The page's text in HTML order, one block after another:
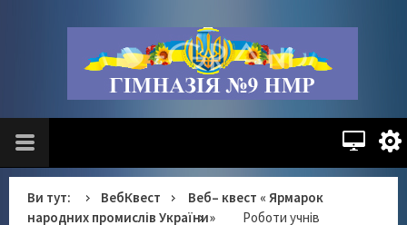
Ви тут: ВебКвест
Веб– квест « Ярмарок
народних промислів України»
Роботи учнів